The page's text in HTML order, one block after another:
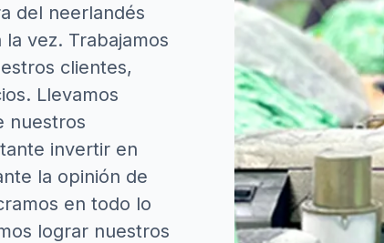
del neerlandés
vez. Trabajamos
clientes,
Llevamos
nuestros
invertir en
la opinión de
en todo lo
lograr nuestros